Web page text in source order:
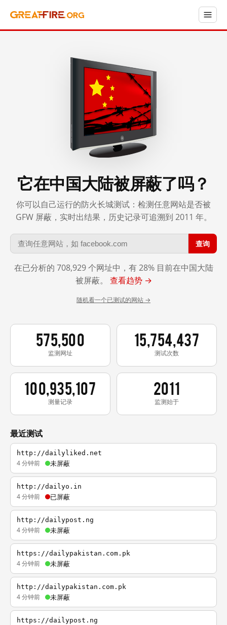
它在中国大陆被屏蔽了吗？
你可以自己运行的防火长城测试：检测任意网站是否被
GFW 屏蔽，实时出结果，历史记录可追溯到 2011 年。
查询
在已分析的 708,929 个网址中，有 28% 目前在中国大陆
被屏蔽。 查看趋势 →
随机看一个已测试的网站 →
575,500
监测网址
15,754,437
测试次数
100,935,107
测量记录
2011
监测始于
最近测试
http://dailyliked.net
4 分钟前 未屏蔽
http://dailyo.in
4 分钟前 已屏蔽
http://dailypost.ng
4 分钟前 未屏蔽
https://dailypakistan.com.pk
4 分钟前 未屏蔽
http://dailypakistan.com.pk
4 分钟前 未屏蔽
https://dailypost.ng